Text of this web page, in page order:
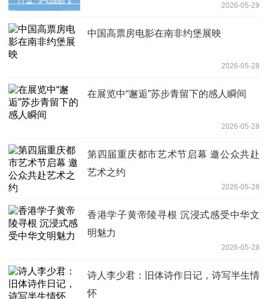
2026-05-29
中国高票房电影在南非约堡展映
2026-05-28
在展览中“邂逅”苏步青留下的感人瞬间
2026-05-28
第四届重庆都市艺术节启幕 邀公众共赴
艺术之约
2026-05-28
香港学子黄帝陵寻根 沉浸式感受中华文
明魅力
2026-05-28
诗人李少君：旧体诗作日记，诗写半生情
怀